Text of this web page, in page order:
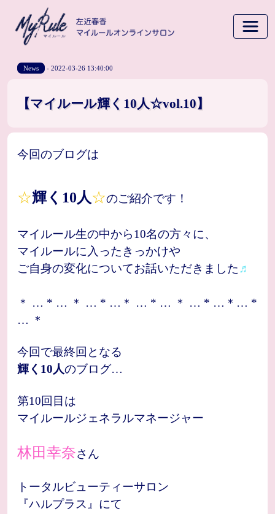
News - 2022-03-26 13:40:00
【マイルール輝く10人☆vol.10】
今回のブログは
☆輝く10人☆のご紹介です！
マイルール生の中から10名の方々に、
マイルールに入ったきっかけや
ご自身の変化についてお話いただきました ♬
＊ … * … ＊ … * …＊ … * … ＊ … * …＊… *
… ＊
今回で最終回となる
輝く10人のブログ…
第10回目は
マイルールジェネラルマネージャー
林田幸奈さん
トータルビューティーサロン
『ハルプラス』にて